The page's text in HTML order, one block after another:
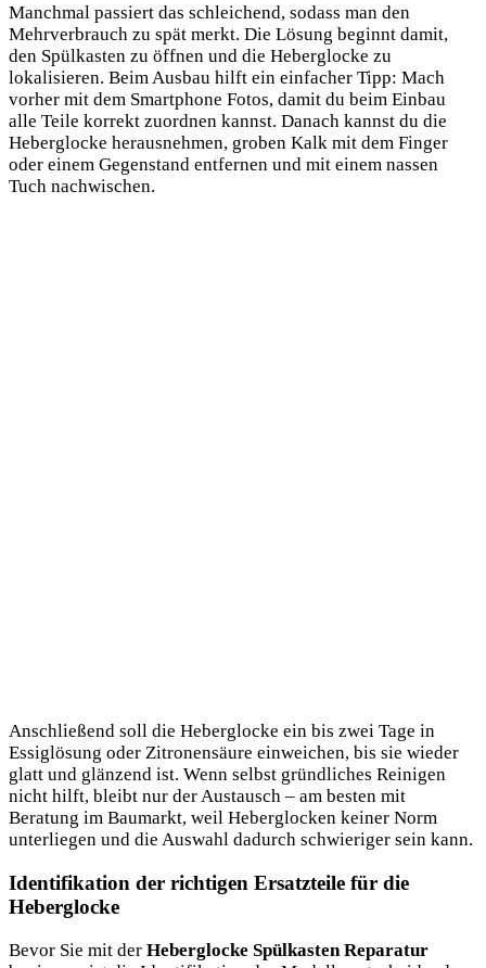
Manchmal passiert das schleichend, sodass man den
Mehrverbrauch zu spät merkt. Die Lösung beginnt damit,
den Spülkasten zu öffnen und die Heberglocke zu
lokalisieren. Beim Ausbau hilft ein einfacher Tipp: Mach
vorher mit dem Smartphone Fotos, damit du beim Einbau
alle Teile korrekt zuordnen kannst. Danach kannst du die
Heberglocke herausnehmen, groben Kalk mit dem Finger
oder einem Gegenstand entfernen und mit einem nassen
Tuch nachwischen.
Anschließend soll die Heberglocke ein bis zwei Tage in
Essiglösung oder Zitronensäure einweichen, bis sie wieder
glatt und glänzend ist. Wenn selbst gründliches Reinigen
nicht hilft, bleibt nur der Austausch – am besten mit
Beratung im Baumarkt, weil Heberglocken keiner Norm
unterliegen und die Auswahl dadurch schwieriger sein kann.
Identifikation der richtigen Ersatzteile für die
Heberglocke
Bevor Sie mit der Heberglocke Spülkasten Reparatur